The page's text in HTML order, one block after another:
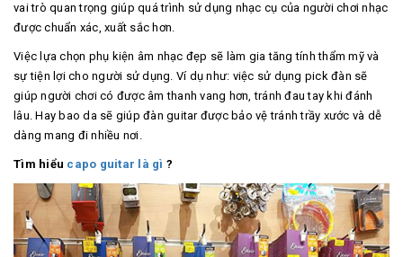
vai trò quan trọng giúp quá trình sử dụng nhạc cụ của người chơi nhạc
được chuẩn xác, xuất sắc hơn.
Việc lựa chọn phụ kiện âm nhạc đẹp sẽ làm gia tăng tính thẩm mỹ và
sự tiện lợi cho người sử dụng. Ví dụ như: việc sử dụng pick đàn sẽ
giúp người chơi có được âm thanh vang hơn, tránh đau tay khi đánh
lâu. Hay bao da sẽ giúp đàn guitar được bảo vệ tránh trầy xước và dễ
dàng mang đi nhiều nơi.
Tìm hiểu capo guitar là gì ?